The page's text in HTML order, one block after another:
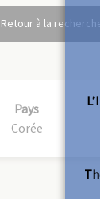
Retour à la
Pays
Corée